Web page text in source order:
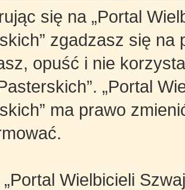
się na „Portal
zgadzasz się
opuść i nie
„Portal
ma prawo
Wielbicieli